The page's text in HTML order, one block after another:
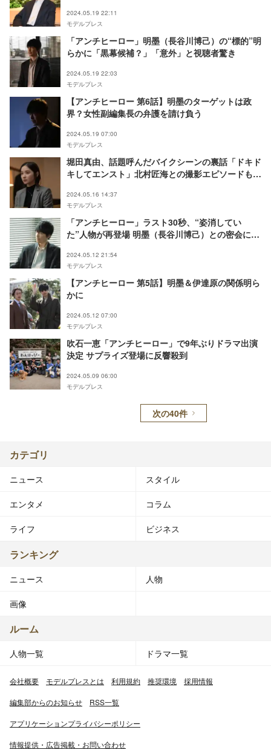
2024.05.19 22:11
モデルプレス
「アンチヒーロー」明墨（長谷川博己）の“標的”明
らかに「黒幕候補？」「意外」と視聴者驚き
2024.05.19 22:03
モデルプレス
【アンチヒーロー 第6話】明墨のターゲットは政
界？女性副編集長の弁護を請け負う
2024.05.19 07:00
モデルプレス
堀田真由、話題呼んだバイクシーンの裏話「ドキド
キしてエンスト」北村匠海との撮影エピソードも
2024.05.16 14:37
モデルプレス
「アンチヒーロー」ラスト30秒、“姿消してい
た”人物が再登場 明墨（長谷川博己）との密会に衝
2024.05.12 21:54
モデルプレス
【アンチヒーロー 第5話】明墨＆伊達原の関係明ら
かに
2024.05.12 07:00
モデルプレス
吹石一恵「アンチヒーロー」で9年ぶりドラマ出演
決定 サプライズ登場に反響殺到
2024.05.09 06:00
モデルプレス
次の40件
カテゴリ
ニュース スタイル
エンタメ コラム
ライフ ビジネス
ランキング
ニュース 人物
画像
ルーム
人物一覧 ドラマ一覧
会社概要 モデルプレスとは 利用規約 推奨環境 採用情報
編集部からのお知らせ RSS一覧
アプリケーションプライバシーポリシー
情報提供・広告掲載・お問い合わせ